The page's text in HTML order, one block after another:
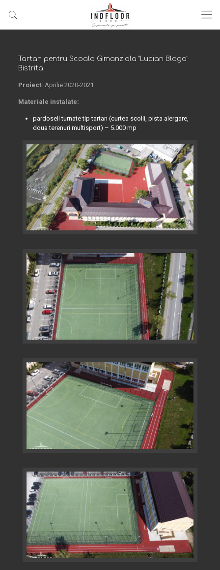
Tartan pentru Scoala Gimanziala ”Lucian Blaga”
Bistrita
Proiect: Aprilie 2020-2021
Materiale instalate:
pardoseli turnate tip tartan (curtea scolii, pista alergare,
doua terenuri multisport) – 5.000 mp